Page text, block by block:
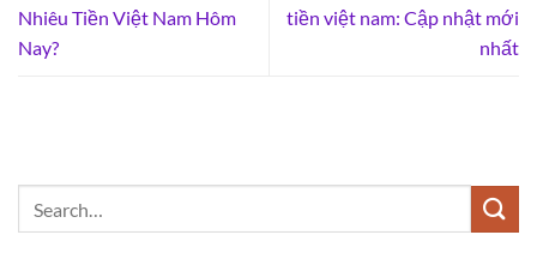
Nhiêu Tiền Việt Nam Hôm
Nay?
tiền việt nam: Cập nhật mới
nhất